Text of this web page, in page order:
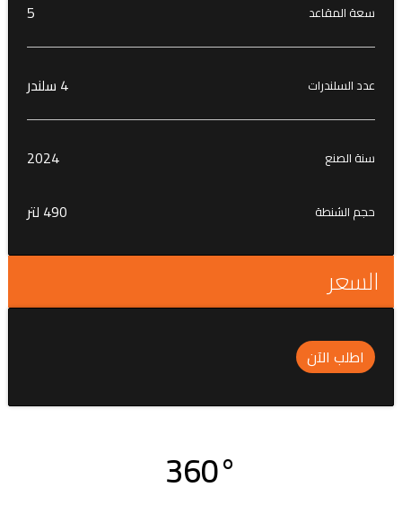
سعة المقاعد 5
عدد السلندرات 4 سلندر
سنة الصنع 2024
حجم الشنطة 490 لتر
السعر
اطلب الآن
360°